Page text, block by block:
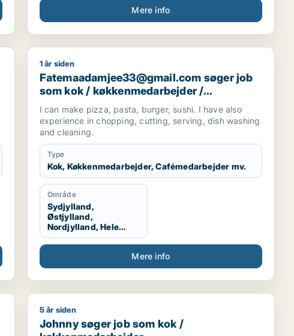
Mere info
Fatemaadamjee33@gmail.com søger job som kok /
1 år siden
Fatemaadamjee33@gmail.com søger job
som kok / køkkenmedarbejder /
cafémedarbejder / hotelmedarbejder
I can make pizza, pasta, burger, sushi. I have also
experience in chopping, cutting, serving, dish washing
and cleaning.
Type
Kok, Køkkenmedarbejder, Cafémedarbejder mv.
Område
Sydjylland,
Østjylland,
Nordjylland, Hele
Jylland, Vestjylland,
Midtjylland
Mere info
/ tjener / køkkenmedarbejder / slagter
Johnny søger job som kok / køkkenmedarbejder
5 år siden
Johnny søger job som kok /